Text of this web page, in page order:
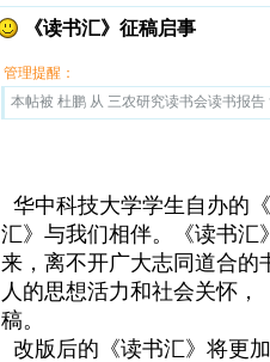
《读书汇》征稿启事
管理提醒：
本帖被 杜鹏 从 三农研究读书会读书报
华中科技大学学生自办的
汇》与我们相伴。《读书汇
来，离不开广大志同道合的
人的思想活力和社会关怀
稿。
改版后的《读书汇》将更